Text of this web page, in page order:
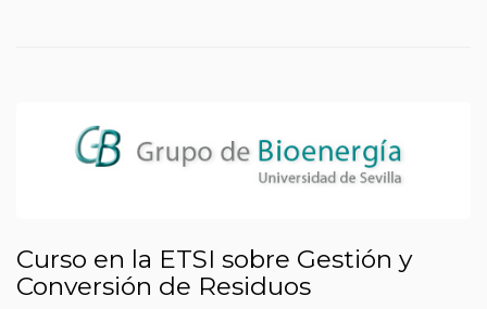
Curso en la ETSI sobre Gestión y
Conversión de Residuos